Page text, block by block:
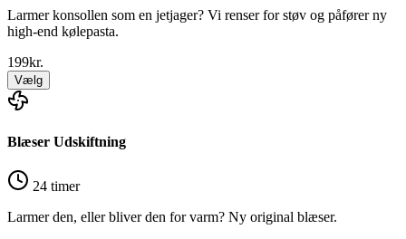
Larmer konsollen som en jetjager? Vi renser for støv og påfører ny
high-end kølepasta.
199kr.
Vælg
Blæser Udskiftning
24 timer
Larmer den, eller bliver den for varm? Ny original blæser.